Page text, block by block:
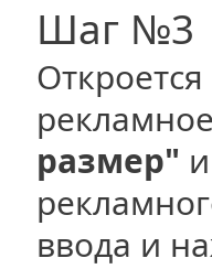
Шаг №3
размер"
ввода и